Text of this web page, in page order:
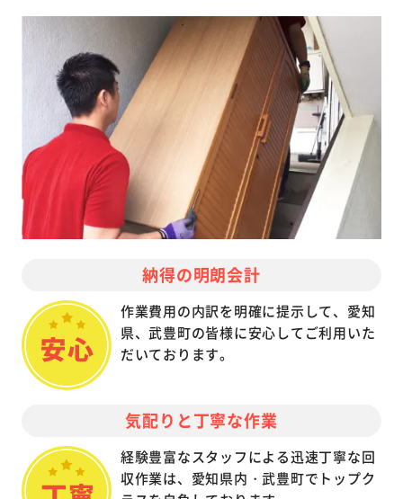
納得の明朗会計
作業費用の内訳を明確に提示して、愛知
県、武豊町の皆様に安心してご利用いた
だいております。
気配りと丁寧な作業
経験豊富なスタッフによる迅速丁寧な回
収作業は、愛知県内・武豊町でトップク